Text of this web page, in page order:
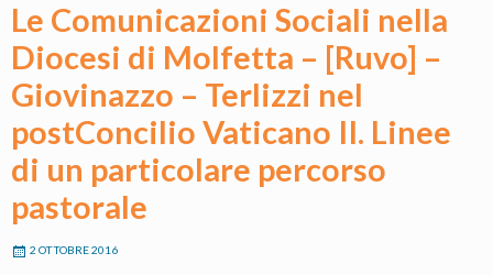
Le Comunicazioni Sociali nella
Diocesi di Molfetta – [Ruvo] –
Giovinazzo – Terlizzi nel
postConcilio Vaticano II. Linee
di un particolare percorso
pastorale
2 OTTOBRE 2016